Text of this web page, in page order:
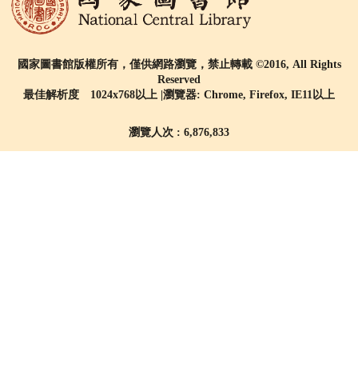
國家圖書館版權所有，僅供網路瀏覽，禁止轉載 ©2016, All Rights
Reserved
最佳解析度 1024x768以上 |瀏覽器: Chrome, Firefox, IE11以上
瀏覽人次 : 6,876,833